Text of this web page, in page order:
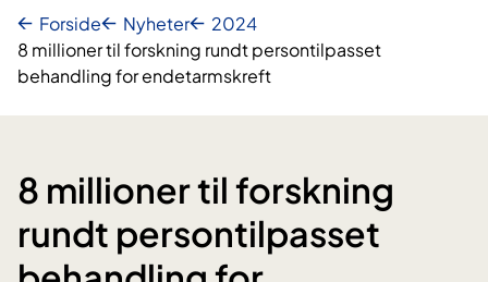
Forside Nyheter
2024
8 millioner til forskning rundt persontilpasset
behandling for endetarmskreft
8 millioner til forskning
rundt persontilpasset